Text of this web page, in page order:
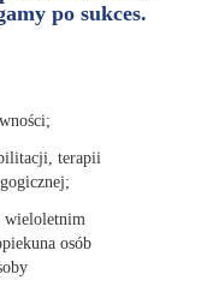
po sukces.
terapii
wieloletnim
osób